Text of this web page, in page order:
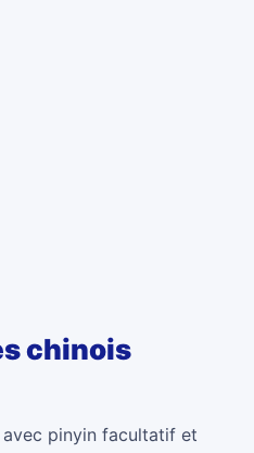
chinois
pinyin facultatif et